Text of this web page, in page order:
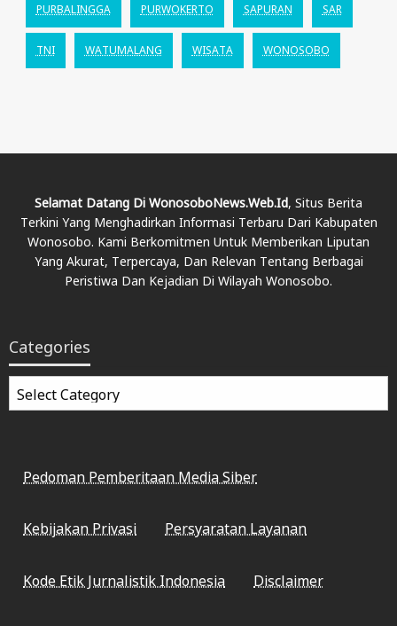
PURBALINGGA PURWOKERTO SAPURAN SAR
TNI WATUMALANG WISATA WONOSOBO
Selamat Datang Di WonosoboNews.web.id, Situs Berita
Terkini Yang Menghadirkan Informasi Terbaru Dari Kabupaten
Wonosobo. Kami Berkomitmen Untuk Memberikan Liputan
Yang Akurat, Terpercaya, Dan Relevan Tentang Berbagai
Peristiwa Dan Kejadian Di Wilayah Wonosobo.
Categories
Categories
Pedoman Pemberitaan Media Siber
Kebijakan Privasi Persyaratan Layanan
Kode Etik Jurnalistik Indonesia Disclaimer